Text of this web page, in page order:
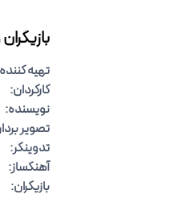
تهیه کننده
کارگردان:
نویسنده:
تصویر
تدوینگر:
آهنگساز:
بازیگران: